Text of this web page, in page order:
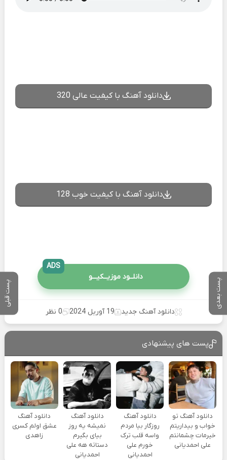
پست بعدی پست قبلی
دانلود آهنگ با کیفیت عالی 320
دانلود آهنگ با کیفیت خوب 128
دانلــود موزیــکیـــو
ADS
دانلود آهنگ جدید 19 آوریل 2024 0 نظر
پست های پیشنهادی
دانلود آهنگ تو
خواب و بیداریتم
خیرمات چشمانتم
علی احمدیانی
دانلود آهنگ
روزگار بیا مردم
واسه قلب ترک
خورم علی
احمدیانی
دانلود آهنگ
نمیشه یه روز
بیای بگیرم
دستاته هه علی
احمدیانی
دانلود آهنگ
عشق اولم کسری
زاهدی